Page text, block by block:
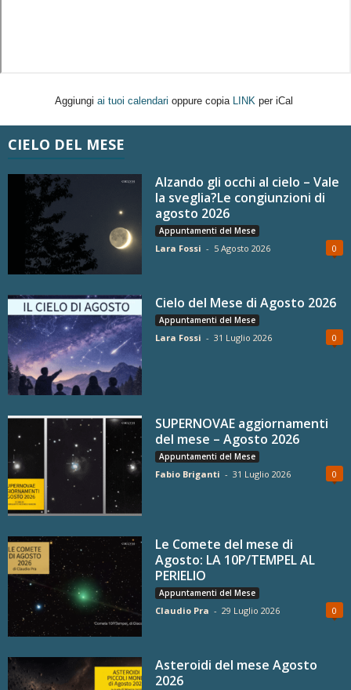
Aggiungi ai tuoi calendari oppure copia LINK per iCal
CIELO DEL MESE
Alzando gli occhi al cielo – Vale
la sveglia?Le congiunzioni di
agosto 2026
Appuntamenti del Mese
Lara Fossi - 5 Agosto 2026 0
Cielo del Mese di Agosto 2026
Appuntamenti del Mese
Lara Fossi - 31 Luglio 2026 0
SUPERNOVAE aggiornamenti
del mese – Agosto 2026
Appuntamenti del Mese
Fabio Briganti - 31 Luglio 2026 0
Le Comete del mese di
Agosto: LA 10P/TEMPEL AL
PERIELIO
Appuntamenti del Mese
Claudio Pra - 29 Luglio 2026 0
Asteroidi del mese Agosto
2026